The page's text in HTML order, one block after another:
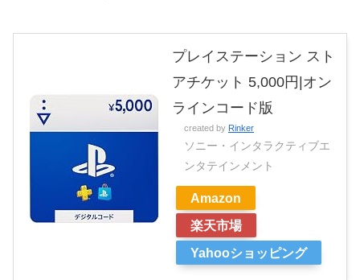
プレイステーション スト
アチケット 5,000円|オン
ラインコード版
created by Rinker
ソニー・インタラクティブエ
ンタテインメント
Amazon
楽天市場
Yahooショッピング